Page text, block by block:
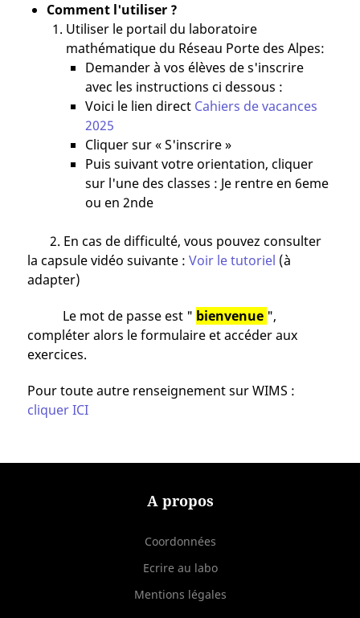
Comment l'utiliser ?
Utiliser le portail du laboratoire
mathématique du Réseau Porte des Alpes:
Demander à vos élèves de s'inscrire
avec les instructions ci dessous :
Voici le lien direct Cahiers de vacances
2025
Cliquer sur « S'inscrire »
Puis suivant votre orientation, cliquer
sur l'une des classes : Je rentre en 6eme
ou en 2nde
2. En cas de difficulté, vous pouvez consulter
la capsule vidéo suivante : Voir le tutoriel (à
adapter)
Le mot de passe est " bienvenue ",
compléter alors le formulaire et accéder aux
exercices.
Pour toute autre renseignement sur WIMS :
cliquer ICI
A propos
Coordonnées
Ecrire au labo
Mentions légales